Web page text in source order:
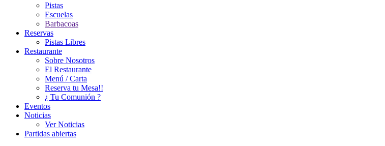
Pistas
Escuelas
Barbacoas
Reservas
Pistas Libres
Restaurante
Sobre Nosotros
El Restaurante
Menú / Carta
Reserva tu Mesa!!
¿ Tu Comunión ?
Eventos
Noticias
Ver Noticias
Partidas abiertas